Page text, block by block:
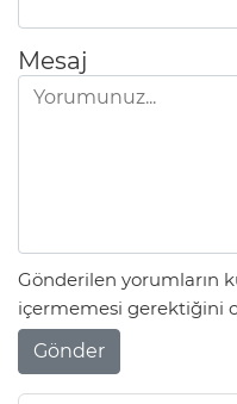
Mesaj
Gönderilen yorumların
içermemesi gerektiğini
Gönder